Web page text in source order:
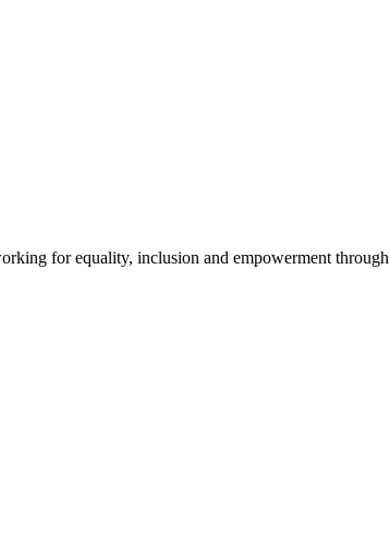
for equality, inclusion and empowerment